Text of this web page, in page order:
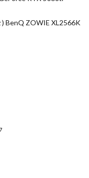
BenQ ZOWIE XL2566K